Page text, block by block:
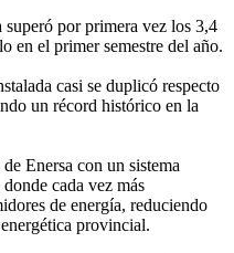
por primera vez los 3,4
en el primer semestre del año.
casi se duplicó respecto
un récord histórico en la
Enersa con un sistema
cada vez más
de energía, reduciendo
provincial.